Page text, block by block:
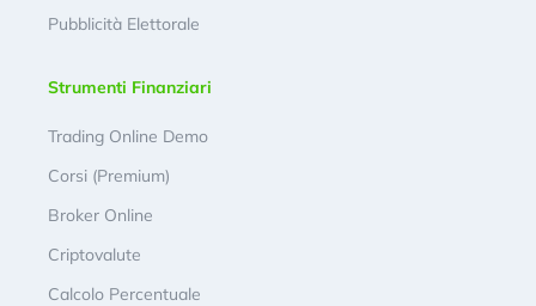
Pubblicità Elettorale
Strumenti Finanziari
Trading Online Demo
Corsi (Premium)
Broker Online
Criptovalute
Calcolo Percentuale